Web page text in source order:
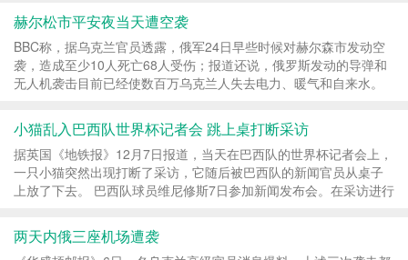
赫尔松市平安夜当天遭空袭
BBC称，据乌克兰官员透露，俄军24日早些时候对赫尔森市发动空
袭，造成至少10人死亡68人受伤；报道还说，俄罗斯发动的导弹和
无人机袭击目前已经使数百万乌克兰人失去电力、暖气和自来水。
小猫乱入巴西队世界杯记者会 跳上桌打断采访
据英国《地铁报》12月7日报道，当天在巴西队的世界杯记者会上，
一只小猫突然出现打断了采访，它随后被巴西队的新闻官员从桌子
上放了下去。 巴西队球员维尼修斯7日参加新闻发布会。在采访进行
两天内俄三座机场遭袭